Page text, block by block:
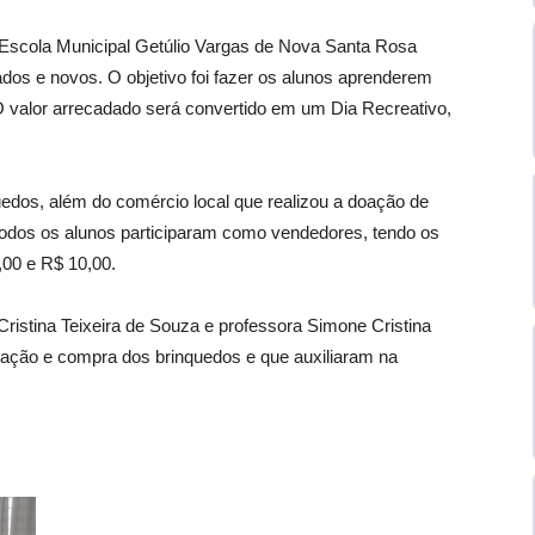
Municipal Getúlio Vargas de Nova Santa Rosa
e novos. O objetivo foi fazer os alunos aprenderem
arrecadado será convertido em um Dia Recreativo,
além do comércio local que realizou a doação de
os alunos participaram como vendedores, tendo os
e R$ 10,00.
Teixeira de Souza e professora Simone Cristina
e compra dos brinquedos e que auxiliaram na